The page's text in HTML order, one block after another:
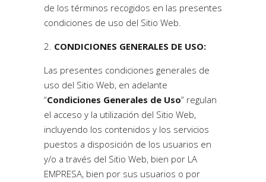
de los términos recogidos en las presentes
condiciones de uso del Sitio Web.
CONDICIONES GENERALES DE USO:
Las presentes condiciones generales de
uso del Sitio Web, en adelante
“Condiciones Generales de Uso” regulan
el acceso y la utilización del Sitio Web,
incluyendo los contenidos y los servicios
puestos a disposición de los usuarios en
y/o a través del Sitio Web, bien por LA
EMPRESA, bien por sus usuarios o por